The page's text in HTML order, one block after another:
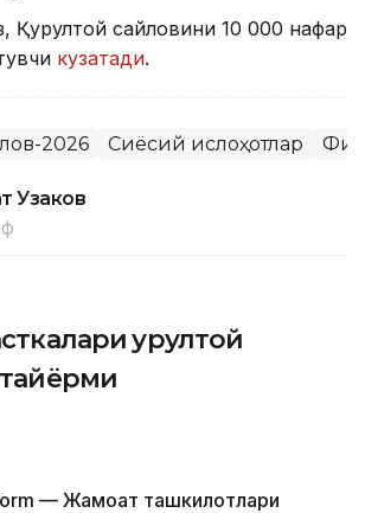
Қурултой сайловини 10 000 нафар
кузатади.
2026 Сиёсий ислоҳотлар
Узаков
Қурултой
— Жамоат ташкилотлари